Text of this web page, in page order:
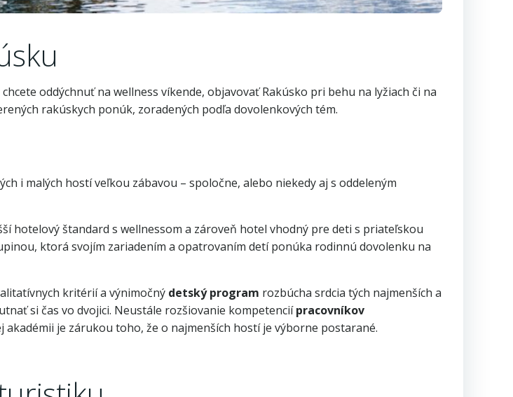
oddýchnuť na wellness víkende, objavovať Rakúsko pri behu na lyžiach či na
rakúskych ponúk, zoradených podľa dovolenkových tém.
i malých hostí veľkou zábavou – spoločne, alebo niekedy aj s oddeleným
hotelový štandard s wellnessom a zároveň hotel vhodný pre deti s priateľskou
ktorá svojím zariadením a opatrovaním detí ponúka rodinnú dovolenku na
kritérií a výnimočný detský program rozbúcha srdcia tých najmenších a
si čas vo dvojici. Neustále rozšiovanie kompetenciípracovníkov
akadémii je zárukou toho, že o najmenších hostí je výborne postarané.